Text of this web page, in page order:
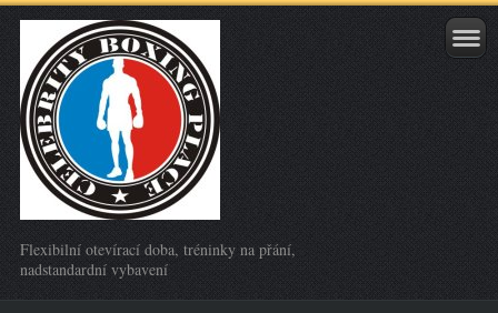
Flexibilní otevírací doba, tréninky na přání,
nadstandardní vybavení